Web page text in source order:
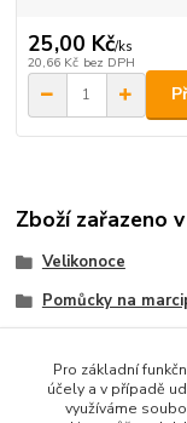
25,00 Kč/ks
20,66 Kč bez DPH
Zboží zařazeno
Velikonoce
Pomůcky na
Pro základní
účely a v případě
využíváme